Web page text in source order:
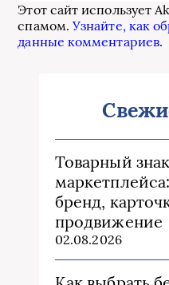
Этот сайт использует
спамом.Узнайте, как
данные комментариев.
Товарный
бренд,
продвижение
02.08.2026